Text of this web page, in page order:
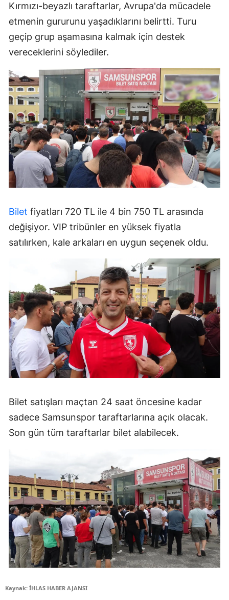
Kırmızı-beyazlı taraftarlar, Avrupa'da mücadele
etmenin gururunu yaşadıklarını belirtti. Turu
geçip grup aşamasına kalmak için destek
vereceklerini söylediler.
Bilet fiyatları 720 TL ile 4 bin 750 TL arasında
değişiyor. VIP tribünler en yüksek fiyatla
satılırken, kale arkaları en uygun seçenek oldu.
Bilet satışları maçtan 24 saat öncesine kadar
sadece Samsunspor taraftarlarına açık olacak.
Son gün tüm taraftarlar bilet alabilecek.
Kaynak: İHLAS HABER AJANSI